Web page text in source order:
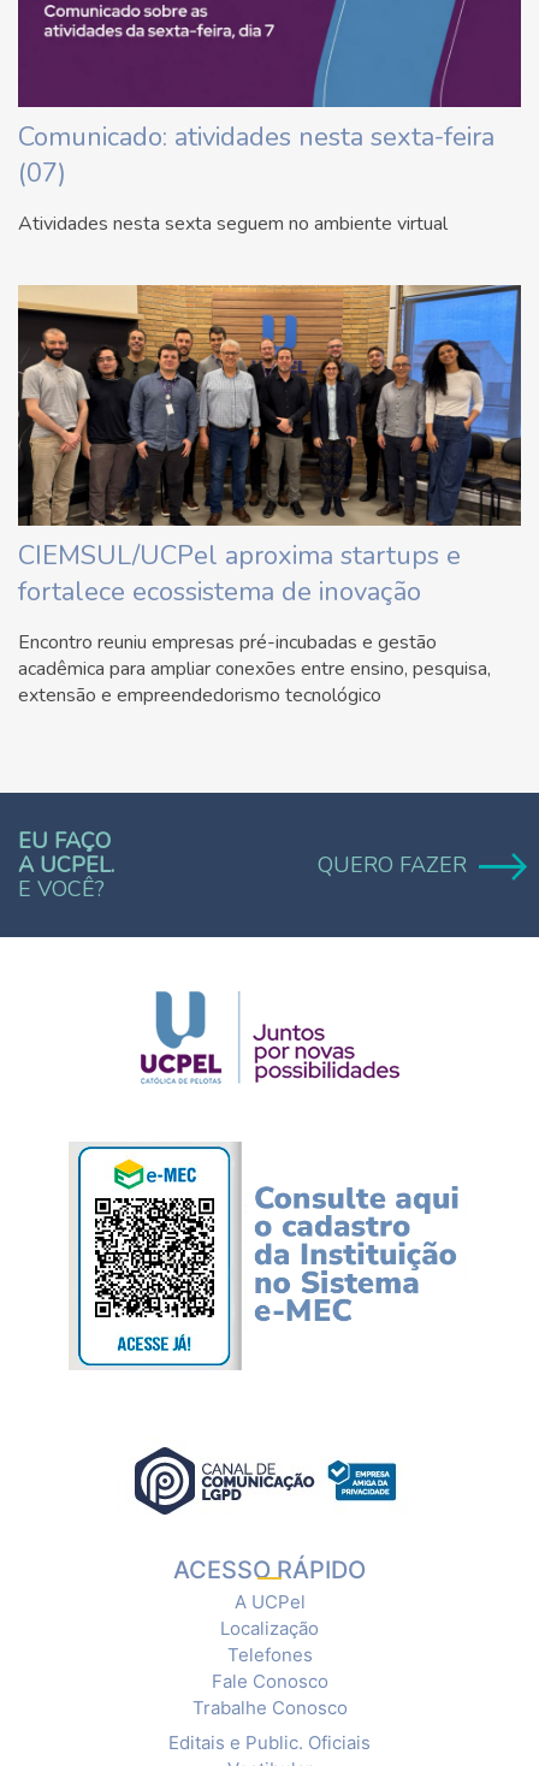
Comunicado: atividades nesta sexta-feira
(07)
Atividades nesta sexta seguem no ambiente virtual
CIEMSUL/UCPel aproxima startups e
fortalece ecossistema de inovação
Encontro reuniu empresas pré-incubadas e gestão
acadêmica para ampliar conexões entre ensino, pesquisa,
extensão e empreendedorismo tecnológico
EU FAÇO
A UCPEL.
E VOCÊ?
QUERO FAZER
ACESSO RÁPIDO
A UCPel
Localização
Telefones
Fale Conosco
Trabalhe Conosco
Editais e Public. Oficiais